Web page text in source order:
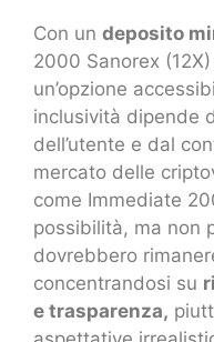
Con un deposito
2000 Sanorex
un’opzione
inclusività dipende
dell’utente e dal
mercato delle
come Immediate
possibilità, ma non
dovrebbero
concentrandosi su
e trasparenza,